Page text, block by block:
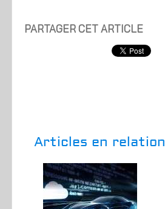
PARTAGER CET ARTICLE
Articles en relation